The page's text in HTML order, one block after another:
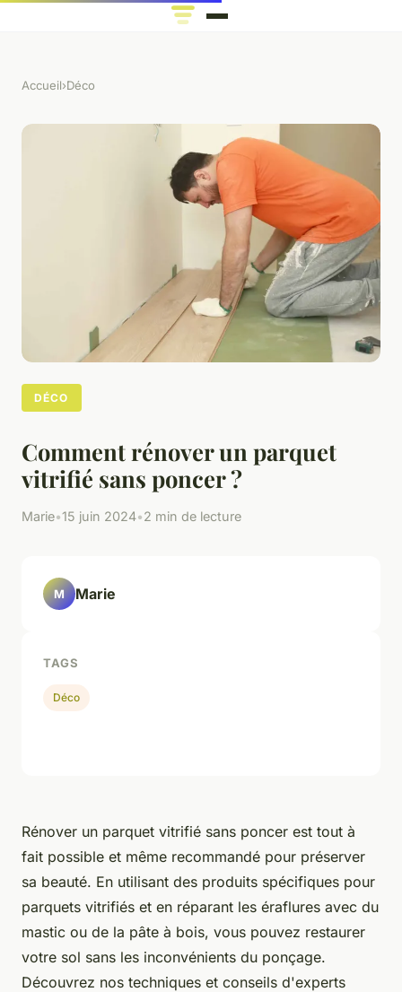
Accueil›Déco
DÉCO
Comment rénover un parquet
vitrifié sans poncer ?
Marie•15 juin 2024•2 min de lecture
Rénover un parquet vitrifié sans poncer est tout à
fait possible et même recommandé pour préserver
sa beauté. En utilisant des produits spécifiques pour
parquets vitrifiés et en réparant les éraflures avec du
mastic ou de la pâte à bois, vous pouvez restaurer
votre sol sans les inconvénients du ponçage.
Découvrez nos techniques et conseils d'experts
M Marie
TAGS
Déco